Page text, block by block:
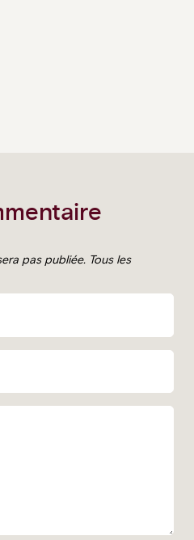
pas publiée. Tous les